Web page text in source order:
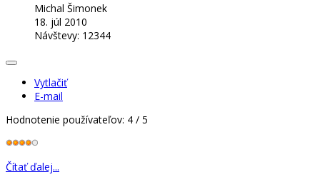
Michal Šimonek
18. júl 2010
Návštevy: 12344
Vytlačiť
E-mail
Hodnotenie používateľov: 4 / 5
Čítať ďalej...